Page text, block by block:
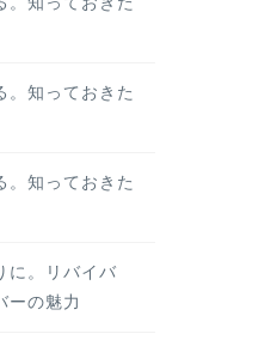
。知っておきた
。知っておきた
に。リバイバ
ーの魅力